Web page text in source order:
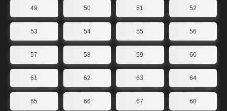
49 50 51 52
53 54 55 56
57 58 59 60
61 62 63 64
65 66 67 68